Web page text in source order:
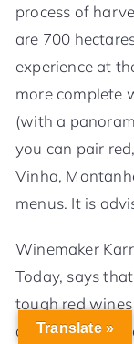
process of
are 700
experience at
more complete
(with a
you can pair
Vinha,
menus. It is
Winemaker
Today, says
tough red
of indigenous
Translate »